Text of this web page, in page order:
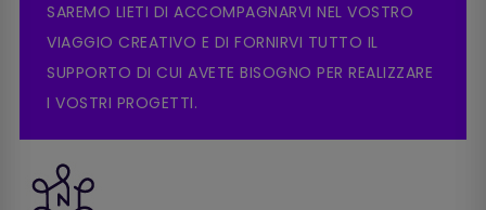
SAREMO LIETI DI ACCOMPAGNARVI NEL VOSTRO
VIAGGIO CREATIVO E DI FORNIRVI TUTTO IL
SUPPORTO DI CUI AVETE BISOGNO PER REALIZZARE
I VOSTRI PROGETTI.